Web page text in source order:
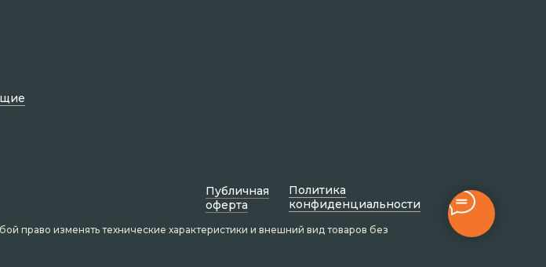
право изменять технические характеристики и внешний вид товаров без
Политик а
конфиденциальности
Публичная
оферта